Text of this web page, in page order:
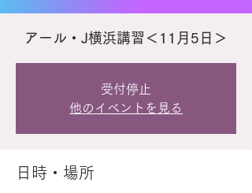
アール・J横浜講習＜11月5日＞
受付停止
他のイベントを見る
日時・場所